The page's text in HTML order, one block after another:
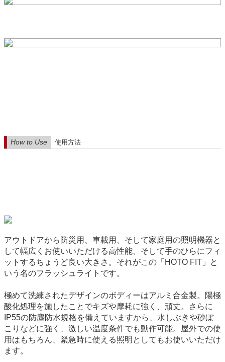
How to Use 使用方法
アウトドアから防災用、車載用、そして家庭用の照明機器と
して幅広くお使いいただける高性能、そして手のひらにフィ
ットするちょうど良い大きさ。それがこの「HOTO FIT」と
いう名のフラッシュライトです。
極めて洗練されたデザインのボディーはアルミ合金製。陽極
酸化処理を施したことでキズや摩耗に強く、頑丈。さらに
IP55の防塵防水規格を備えていますから、水しぶきや砂ぼ
こりなどに強く、激しい温度条件でも動作可能。屋外での使
用はもちろん、緊急時に使える照明としてもお使いいただけ
ます。